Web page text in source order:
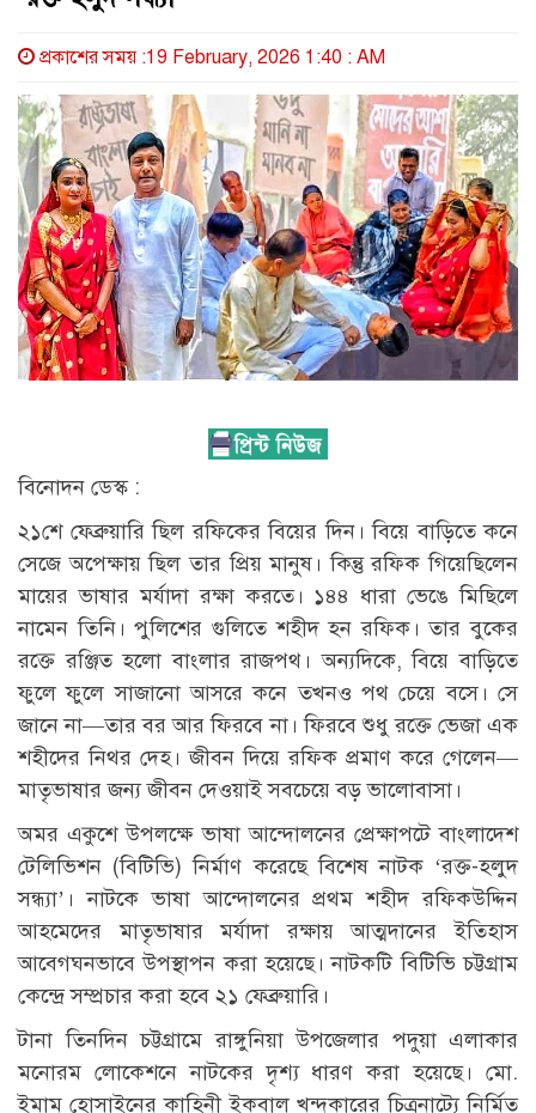
প্রকাশের সময় :19 February, 2026 1:40 : AM
বিনোদন ডেস্ক :
২১শে ফেব্রুয়ারি ছিল রফিকের বিয়ের দিন। বিয়ে বাড়িতে কনে
সেজে অপেক্ষায় ছিল তার প্রিয় মানুষ। কিন্তু রফিক গিয়েছিলেন
মায়ের ভাষার মর্যাদা রক্ষা করতে। ১৪৪ ধারা ভেঙে মিছিলে
নামেন তিনি। পুলিশের গুলিতে শহীদ হন রফিক। তার বুকের
রক্তে রঞ্জিত হলো বাংলার রাজপথ। অন্যদিকে, বিয়ে বাড়িতে
ফুলে ফুলে সাজানো আসরে কনে তখনও পথ চেয়ে বসে। সে
জানে না—তার বর আর ফিরবে না। ফিরবে শুধু রক্তে ভেজা এক
শহীদের নিথর দেহ। জীবন দিয়ে রফিক প্রমাণ করে গেলেন—
মাতৃভাষার জন্য জীবন দেওয়াই সবচেয়ে বড় ভালোবাসা।
অমর একুশে উপলক্ষে ভাষা আন্দোলনের প্রেক্ষাপটে বাংলাদেশ
টেলিভিশন (বিটিভি) নির্মাণ করেছে বিশেষ নাটক ‘রক্ত-হলুদ
সন্ধ্যা’। নাটকে ভাষা আন্দোলনের প্রথম শহীদ রফিকউদ্দিন
আহমেদের মাতৃভাষার মর্যাদা রক্ষায় আত্মদানের ইতিহাস
আবেগঘনভাবে উপস্থাপন করা হয়েছে। নাটকটি বিটিভি চট্টগ্রাম
কেন্দ্রে সম্প্রচার করা হবে ২১ ফেব্রুয়ারি।
টানা তিনদিন চট্টগ্রামে রাঙ্গুনিয়া উপজেলার পদুয়া এলাকার
মনোরম লোকেশনে নাটকের দৃশ্য ধারণ করা হয়েছে। মো.
ইমাম হোসাইনের কাহিনী ইকবাল খন্দকারের চিত্রনাট্যে নির্মিত